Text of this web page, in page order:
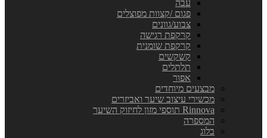
עבה
פגום /קצוות מפוצלים
צבוע/גוונים
קרקפת רגישה
קרקפת שומנית
קשקשים
תלתלים
אפור
מבצעים מיוחדים
מכשירי עיצוב שיער ואביזרים
Rinnova תוספי מזון לחיזוק השיער
המספרה
בלוג